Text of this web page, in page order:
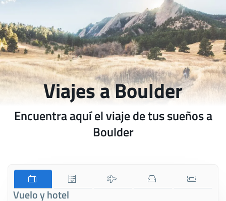
Viajes a Boulder
Encuentra aquí el viaje de tus sueños a
Boulder
Vuelo y hotel